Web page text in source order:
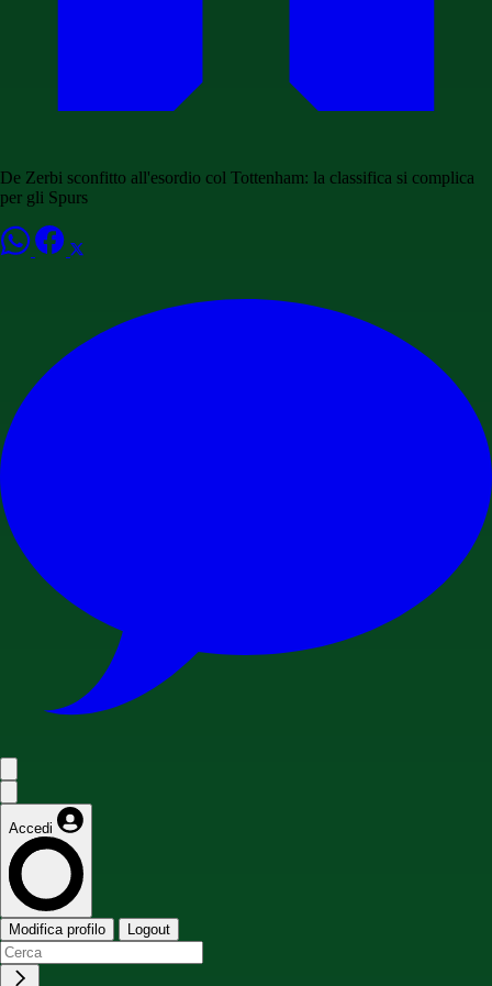
De Zerbi sconfitto all'esordio col Tottenham: la classifica si complica
per gli Spurs
Accedi
Modifica profilo Logout